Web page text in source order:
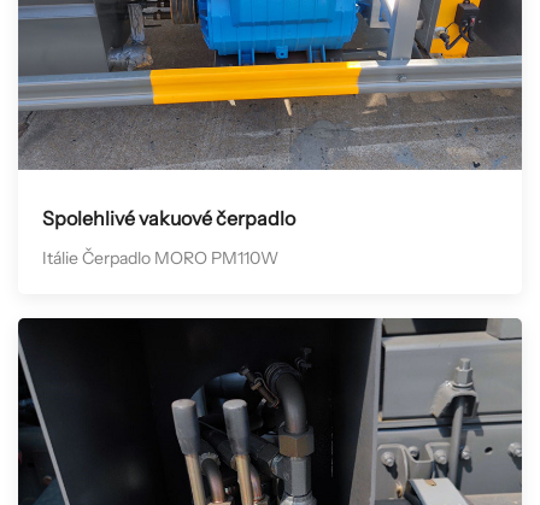
Spolehlivé vakuové čerpadlo
Itálie Čerpadlo MORO PM110W